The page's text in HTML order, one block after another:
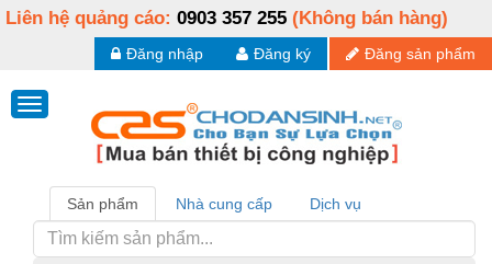
Liên hệ quảng cáo: 0903 357 255 (Không bán hàng)
Đăng sản phẩm
Đăng ký
Đăng nhập
Sản phẩm Nhà cung cấp Dịch vụ